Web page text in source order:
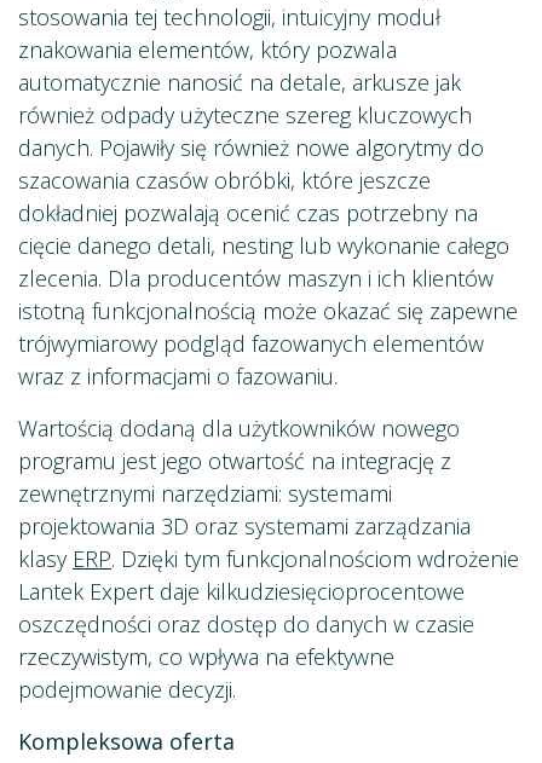
stosowania tej technologii, intuicyjny moduł
znakowania elementów, który pozwala
automatycznie nanosić na detale, arkusze jak
również odpady użyteczne szereg kluczowych
danych. Pojawiły się również nowe algorytmy do
szacowania czasów obróbki, które jeszcze
dokładniej pozwalają ocenić czas potrzebny na
cięcie danego detali, nesting lub wykonanie całego
zlecenia. Dla producentów maszyn i ich klientów
istotną funkcjonalnością może okazać się zapewne
trójwymiarowy podgląd fazowanych elementów
wraz z informacjami o fazowaniu.
Wartością dodaną dla użytkowników nowego
programu jest jego otwartość na integrację z
zewnętrznymi narzędziami: systemami
projektowania 3D oraz systemami zarządzania
klasy ERP. Dzięki tym funkcjonalnościom wdrożenie
Lantek Expert daje kilkudziesięcioprocentowe
oszczędności oraz dostęp do danych w czasie
rzeczywistym, co wpływa na efektywne
podejmowanie decyzji.
Kompleksowa oferta